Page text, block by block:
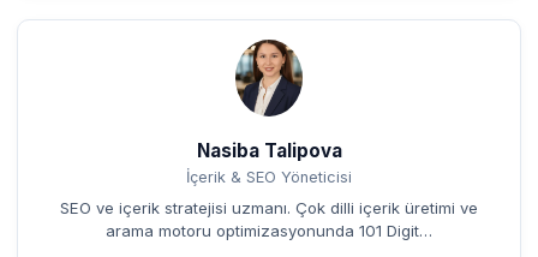
Nasiba Talipova
İçerik & SEO Yöneticisi
SEO ve içerik stratejisi uzmanı. Çok dilli içerik üretimi ve
arama motoru optimizasyonunda 101 Digit…